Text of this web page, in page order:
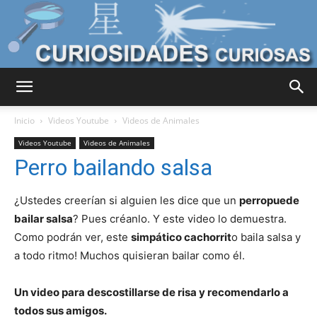
Curiosas
del
Mundo
Inicio Videos Youtube Videos de Animales
Videos Youtube Videos de Animales
Perro bailando salsa
¿Ustedes creerían si alguien les dice que un perropuede
bailar salsa? Pues créanlo. Y este video lo demuestra.
Como podrán ver, este simpático cachorrito baila salsa y
a todo ritmo! Muchos quisieran bailar como él.
Un video para descostillarse de risa y recomendarlo a
todos sus amigos.